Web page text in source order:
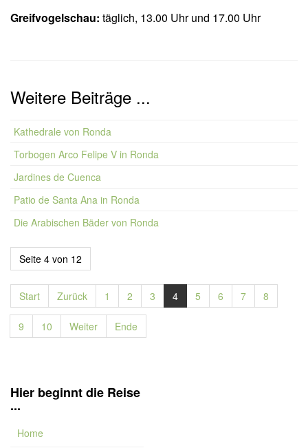
Greifvogelschau: täglich, 13.00 Uhr und 17.00 Uhr
Weitere Beiträge ...
Kathedrale von Ronda
Torbogen Arco Felipe V in Ronda
Jardines de Cuenca
Patio de Santa Ana in Ronda
Die Arabischen Bäder von Ronda
Seite 4 von 12
Start Zurück 1 2 3 4 5 6 7 8
9 10 Weiter Ende
Hier beginnt die Reise
...
Home